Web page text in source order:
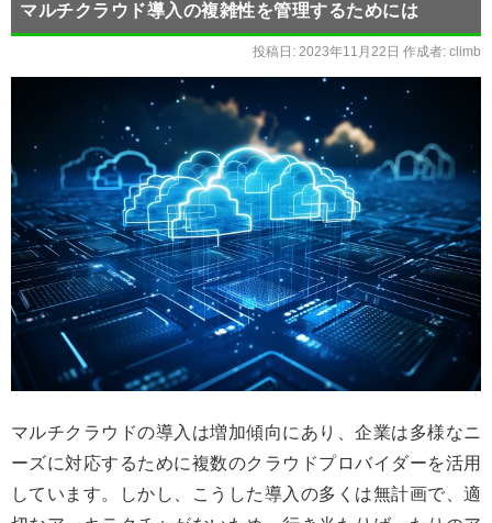
マルチクラウド導入の複雑性を管理するためには
投稿日: 2023年11月22日 作成者: climb
マルチクラウドの導入は増加傾向にあり、企業は多様なニ
ーズに対応するために複数のクラウドプロバイダーを活用
しています。しかし、こうした導入の多くは無計画で、適